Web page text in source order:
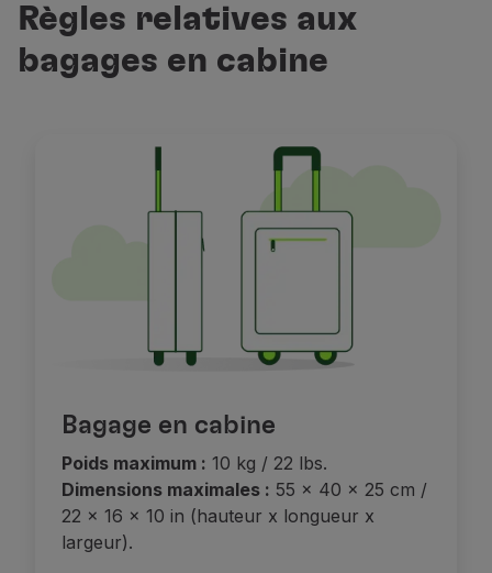
Demandes et réclamations
Contacts
Informations utiles
Bagages perdus / endommagés
Règles relatives aux
bagages en cabine
Bagage en cabine
Poids maximum : 10 kg / 22 lbs.
Dimensions maximales : 55 x 40 x 25 cm /
22 x 16 x 10 in (hauteur x longueur x
largeur).